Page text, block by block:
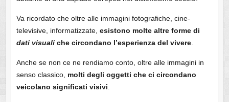
Va ricordato che oltre alle immagini fotografiche, cine-
televisive, informatizzate, esistono molte altre forme di
dati visualiche circondano l’esperienza del vivere.
Anche se non ce ne rendiamo conto, oltre alle immagini in
senso classico, molti degli oggetti che ci circondano
veicolano significati visivi.